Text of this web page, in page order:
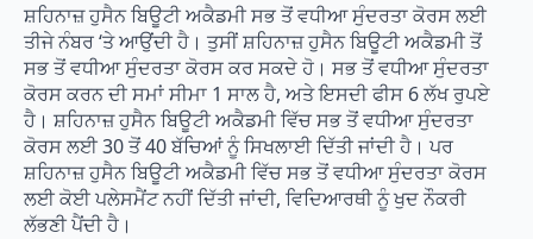
ਸ਼ਹਿਨਾਜ਼ ਹੁਸੈਨ ਬਿਊਟੀ ਅਕੈਡਮੀ ਸਭ ਤੋਂ ਵਧੀਆ ਸੁੰਦਰਤਾ ਕੋਰਸ ਲਈ
ਤੀਜੇ ਨੰਬਰ ‘ਤੇ ਆਉਂਦੀ ਹੈ। ਤੁਸੀਂ ਸ਼ਹਿਨਾਜ਼ ਹੁਸੈਨ ਬਿਊਟੀ ਅਕੈਡਮੀ ਤੋਂ
ਸਭ ਤੋਂ ਵਧੀਆ ਸੁੰਦਰਤਾ ਕੋਰਸ ਕਰ ਸਕਦੇ ਹੋ। ਸਭ ਤੋਂ ਵਧੀਆ ਸੁੰਦਰਤਾ
ਕੋਰਸ ਕਰਨ ਦੀ ਸਮਾਂ ਸੀਮਾ 1 ਸਾਲ ਹੈ, ਅਤੇ ਇਸਦੀ ਫੀਸ 6 ਲੱਖ ਰੁਪਏ
ਹੈ। ਸ਼ਹਿਨਾਜ਼ ਹੁਸੈਨ ਬਿਊਟੀ ਅਕੈਡਮੀ ਵਿੱਚ ਸਭ ਤੋਂ ਵਧੀਆ ਸੁੰਦਰਤਾ
ਕੋਰਸ ਲਈ 30 ਤੋਂ 40 ਬੱਚਿਆਂ ਨੂੰ ਸਿਖਲਾਈ ਦਿੱਤੀ ਜਾਂਦੀ ਹੈ। ਪਰ
ਸ਼ਹਿਨਾਜ਼ ਹੁਸੈਨ ਬਿਊਟੀ ਅਕੈਡਮੀ ਵਿੱਚ ਸਭ ਤੋਂ ਵਧੀਆ ਸੁੰਦਰਤਾ ਕੋਰਸ
ਲਈ ਕੋਈ ਪਲੇਸਮੈਂਟ ਨਹੀਂ ਦਿੱਤੀ ਜਾਂਦੀ, ਵਿਦਿਆਰਥੀ ਨੂੰ ਖੁਦ ਨੌਕਰੀ
ਲੱਭਣੀ ਪੈਂਦੀ ਹੈ।